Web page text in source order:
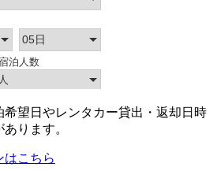
望日やレンタカー貸出・返却日時
ります。
はこちら